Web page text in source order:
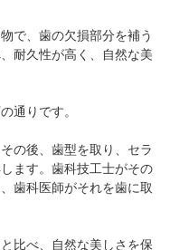
で、歯の欠損部分を補う
耐久性が高く、自然な美
通りです。
の後、歯型を取り、セラ
ます。歯科技工士がその
歯科医師がそれを歯に取
比べ、自然な美しさを保